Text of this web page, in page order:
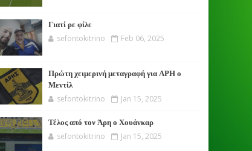
Γιατί ρε φίλε
sefontokitrino Feb 06, 2025
Πρώτη χειμερινή μεταγραφή για ΑΡΗ ο
Μεντίλ
sefontokitrino Jan 15, 2025
Τέλος από τον Άρη ο Χουάνκαρ
sefontokitrino Jan 15, 2025